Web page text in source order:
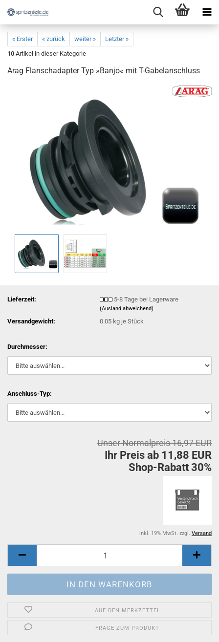
« Erster « zurück weiter »
Letzter »
10 Artikel in dieser Kategorie
Arag Flanschadapter Typ »Banjo« mit T-Gabelanschluss
Lieferzeit: 5-8 Tage bei Lagerware
(Ausland abweichend)
Versandgewicht: 0.05 kg je Stück
Durchmesser:
Anschluss-Typ:
Unser Normalpreis 16,97 EUR
Ihr Preis ab 11,88 EUR
Shop-Rabatt 30%
inkl. 19% MwSt. zzgl. Versand
AUF DEN MERKZETTEL
FRAGE ZUM PRODUKT